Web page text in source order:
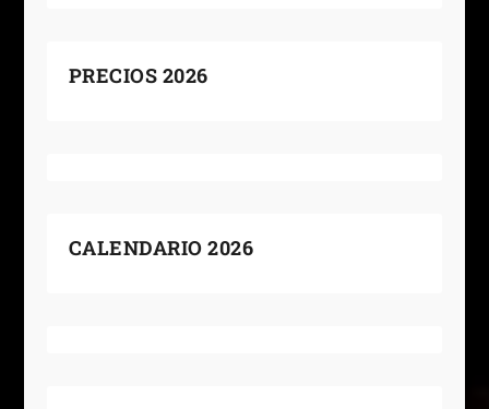
PRECIOS 2026
CALENDARIO 2026